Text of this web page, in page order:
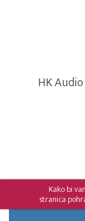
HK
Kako bi
stranica